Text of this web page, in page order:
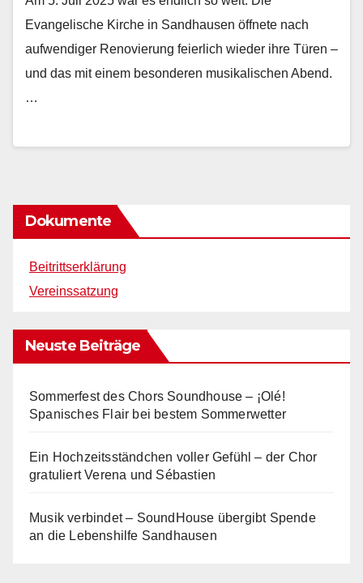
Evangelische Kirche in Sandhausen öffnete nach
aufwendiger Renovierung feierlich wieder ihre Türen –
und das mit einem besonderen musikalischen Abend.
…
Dokumente
Beitrittserklärung
Vereinssatzung
Neuste Beiträge
Sommerfest des Chors Soundhouse – ¡Olé!
Spanisches Flair bei bestem Sommerwetter
Ein Hochzeitsständchen voller Gefühl – der Chor
gratuliert Verena und Sébastien
Musik verbindet – SoundHouse übergibt Spende
an die Lebenshilfe Sandhausen